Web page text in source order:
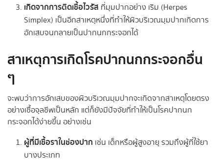
เกิดจากการติดเชื้อไวรัส ที่มุมปากอย่าง เริม (Herpes
Simplex) เป็นอีกสาเหตุหนึ่งที่ทำให้ผิวบริเวณมุมปากเกิดการ
อักเสบจนกลายเป็นปากนกกระจอกได้
สาเหตุการเกิดโรคปากนกกระจอกอื่น
ๆ
จะพบว่าการอักเสบของผิวบริเวณมุมปากจะเกิดจากสาเหตุโดยตรง
อย่างเชื้อจุลชีพเป็นหลัก แต่ก็ยังมีปัจจัยที่ทำให้เป็นโรคปากนก
กระจอกได้ง่ายขึ้น อย่างเช่น
ผู้ที่มีเชื้อราในช่องปาก เช่น เด็กหรือผู้สูงอายุ รวมถึงผู้ที่ใช้ยา
บางประเภท